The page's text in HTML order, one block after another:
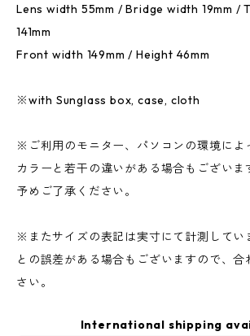
Lens width 55mm / Bridge width 19mm /
141mm
Front width 149mm / Height 46mm
※with Sunglass box, case, cloth
※ご利用のモニター、パソコンの環境によ
カラーと若干の違いがある場合もございま
予めご了承ください。
※またサイズの表記は実寸にて計測してい
との誤差がある場合もございますので、合
さい。
International shipping